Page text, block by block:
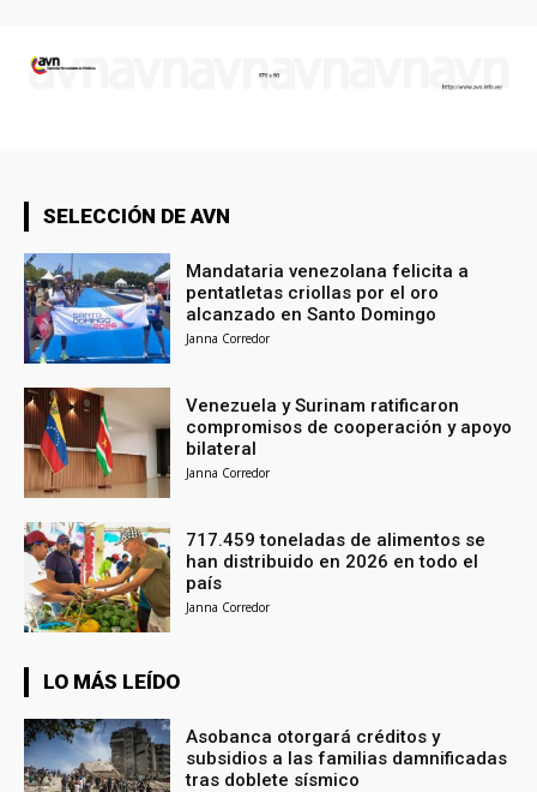
SELECCIÓN DE AVN
Mandataria venezolana felicita a
pentatletas criollas por el oro
alcanzado en Santo Domingo
Janna Corredor
Venezuela y Surinam ratificaron
compromisos de cooperación y apoyo
bilateral
Janna Corredor
717.459 toneladas de alimentos se
han distribuido en 2026 en todo el
país
Janna Corredor
LO MÁS LEÍDO
Asobanca otorgará créditos y
subsidios a las familias damnificadas
tras doblete sísmico